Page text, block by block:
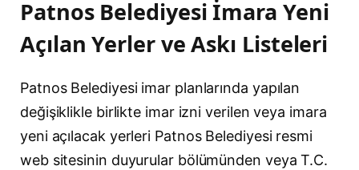
Patnos Belediyesi İmara Yeni
Açılan Yerler ve Askı Listeleri
Patnos Belediyesi imar planlarında yapılan
değişiklikle birlikte imar izni verilen veya imara
yeni açılacak yerleri Patnos Belediyesi resmi
web sitesinin duyurular bölümünden veya T.C.